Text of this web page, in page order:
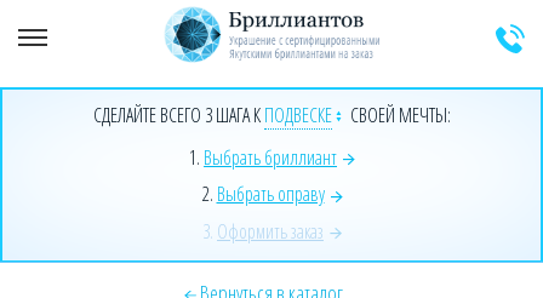
+7 (925) 589-64-91 Заказать звонок эксперта
СДЕЛАЙТЕ ВСЕГО 3 ШАГА КПОДВЕСКЕ
СВОЕЙ МЕЧТЫ:
1. Выбрать бриллиант
2. Выбрать оправу
3. Оформить заказ